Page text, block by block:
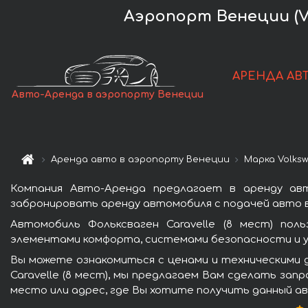
Аэропорт Венеции
Авто-Аренда в аэропорту Венеции
АРЕНДА
Аренда авто в аэропорту Венеции Марка
Компания Авто-Аренда предлагает в аренду
забронировать аренду автомобиля с подачей авто
Автомобиль Фольксваген Caravelle (8 мест)
элементами комфорта, системами безопасности и
Вы можете ознакомиться с ценами и
Caravelle (8 мест), мы предлагаем Вам сделать
место или адрес, где Вы хотите получить данный